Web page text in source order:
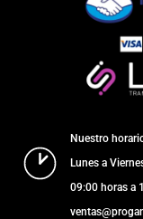
Nuestro
Lunes a
09:00 horas a